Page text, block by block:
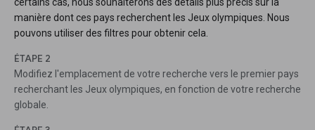
manière dont ces pays recherchent les Jeux olympiques. Nous
pouvons utiliser des filtres pour obtenir cela.
ÉTAPE 2
Modifiez l'emplacement de votre recherche vers le premier pays
recherchant les Jeux olympiques, en fonction de votre recherche
globale.